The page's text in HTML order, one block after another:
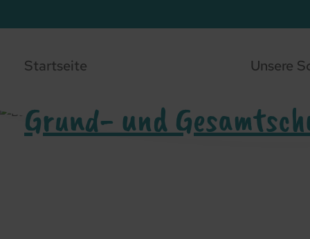
Startseite Unsere
Grund- und